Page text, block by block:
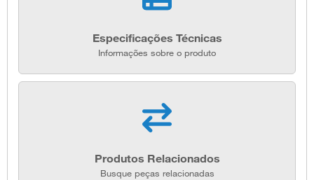
Especificações Técnicas
Informações sobre o produto
Produtos Relacionados
Busque peças relacionadas